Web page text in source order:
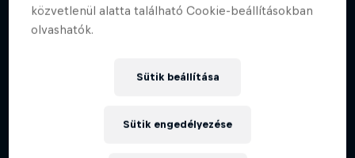
közvetlenül alatta található Cookie-beállításokban
olvashatók.
Sütik beállítása
Sütik engedélyezése